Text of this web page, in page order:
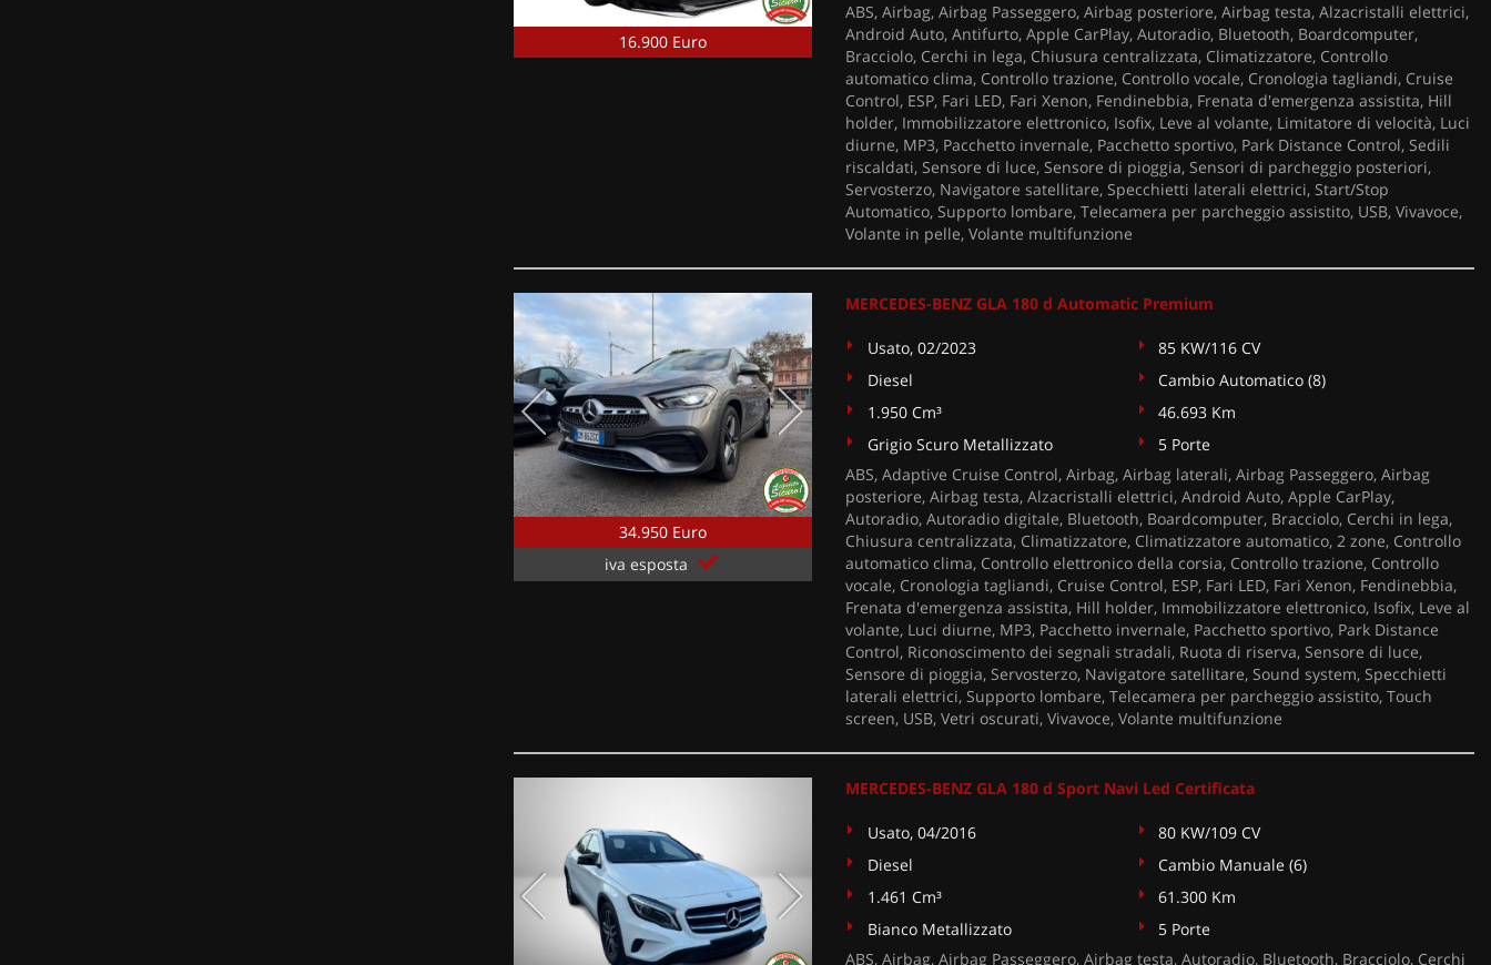
16.900 Euro
ABS, Airbag, Airbag Passeggero, Airbag posteriore, Airbag testa, Alzacristalli elettrici,
Android Auto, Antifurto, Apple CarPlay, Autoradio, Bluetooth, Boardcomputer,
Bracciolo, Cerchi in lega, Chiusura centralizzata, Climatizzatore, Controllo
automatico clima, Controllo trazione, Controllo vocale, Cronologia tagliandi, Cruise
Control, ESP, Fari LED, Fari Xenon, Fendinebbia, Frenata d'emergenza assistita, Hill
holder, Immobilizzatore elettronico, Isofix, Leve al volante, Limitatore di velocità, Luci
diurne, MP3, Pacchetto invernale, Pacchetto sportivo, Park Distance Control, Sedili
riscaldati, Sensore di luce, Sensore di pioggia, Sensori di parcheggio posteriori,
Servosterzo, Navigatore satellitare, Specchietti laterali elettrici, Start/Stop
Automatico, Supporto lombare, Telecamera per parcheggio assistito, USB, Vivavoce,
Volante in pelle, Volante multifunzione
34.950 Euro
iva esposta
MERCEDES-BENZ GLA 180 d Automatic Premium
Usato, 02/2023
85 KW/116 CV
Diesel
Cambio Automatico (8)
1.950 Cm³
46.693 Km
Grigio Scuro Metallizzato
5 Porte
ABS, Adaptive Cruise Control, Airbag, Airbag laterali, Airbag Passeggero, Airbag
posteriore, Airbag testa, Alzacristalli elettrici, Android Auto, Apple CarPlay,
Autoradio, Autoradio digitale, Bluetooth, Boardcomputer, Bracciolo, Cerchi in lega,
Chiusura centralizzata, Climatizzatore, Climatizzatore automatico, 2 zone, Controllo
automatico clima, Controllo elettronico della corsia, Controllo trazione, Controllo
vocale, Cronologia tagliandi, Cruise Control, ESP, Fari LED, Fari Xenon, Fendinebbia,
Frenata d'emergenza assistita, Hill holder, Immobilizzatore elettronico, Isofix, Leve al
volante, Luci diurne, MP3, Pacchetto invernale, Pacchetto sportivo, Park Distance
Control, Riconoscimento dei segnali stradali, Ruota di riserva, Sensore di luce,
Sensore di pioggia, Servosterzo, Navigatore satellitare, Sound system, Specchietti
laterali elettrici, Supporto lombare, Telecamera per parcheggio assistito, Touch
screen, USB, Vetri oscurati, Vivavoce, Volante multifunzione
MERCEDES-BENZ GLA 180 d Sport Navi Led Certificata
Usato, 04/2016
80 KW/109 CV
Diesel
Cambio Manuale (6)
1.461 Cm³
61.300 Km
Bianco Metallizzato
5 Porte
ABS, Airbag, Airbag Passeggero, Airbag testa, Autoradio, Bluetooth, Bracciolo, Cerchi